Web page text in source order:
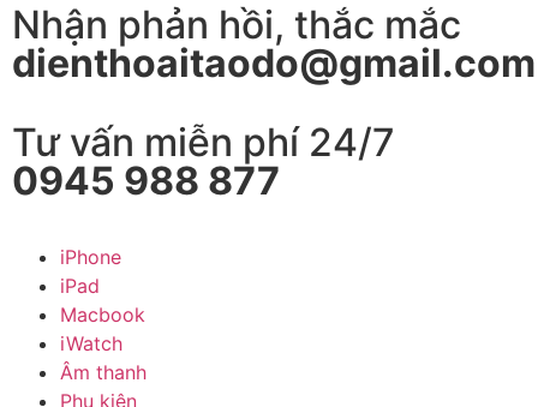
Nhận phản hồi, thắc mắc
dienthoaitaodo@gmail.com
Tư vấn miễn phí 24/7
0945 988 877
iPhone
iPad
Macbook
iWatch
Âm thanh
Phụ kiện